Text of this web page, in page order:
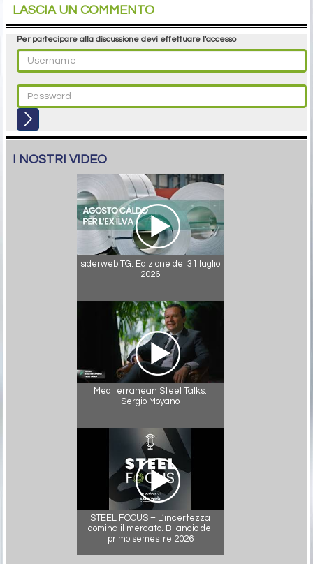
LASCIA UN COMMENTO
Per partecipare alla discussione devi effettuare l'accesso
I NOSTRI VIDEO
siderweb TG. Edizione del 31 luglio
2026
Mediterranean Steel Talks:
Sergio Moyano
STEEL FOCUS – L’incertezza
domina il mercato. Bilancio del
primo semestre 2026